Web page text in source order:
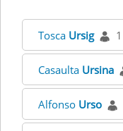
Tosca Ursig 1
Casaulta Ursina
Alfonso Urso